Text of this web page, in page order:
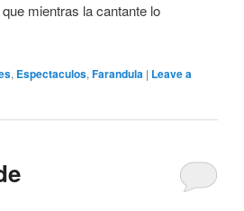
mientras la cantante lo
, Espectaculos,Farandula | Leave a